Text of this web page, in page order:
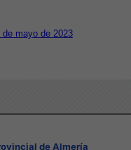
mayo de 2023
de Almería